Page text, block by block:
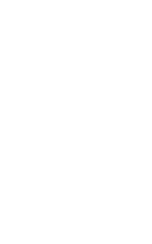
Szene und deren Ideologie
jemanden, der sich auf
und Ansprechpartner sind